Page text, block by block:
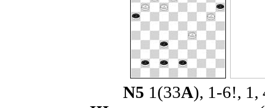
N5 1(33A), 1-6!, 1,